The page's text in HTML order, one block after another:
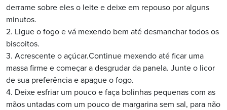
derrame sobre eles o leite e deixe em repouso por alguns
minutos.
2. Ligue o fogo e vá mexendo bem até desmanchar todos os
biscoitos.
3. Acrescente o açúcar.Continue mexendo até ficar uma
massa firme e começar a desgrudar da panela. Junte o licor
de sua preferência e apague o fogo.
4. Deixe esfriar um pouco e faça bolinhas pequenas com as
mãos untadas com um pouco de margarina sem sal, para não